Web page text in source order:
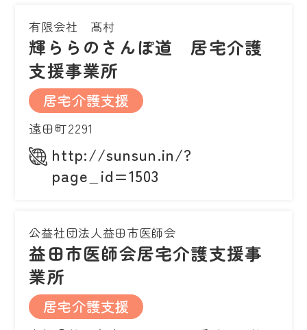
有限会社 髙村
輝ららのさんぽ道 居宅介護
支援事業所
居宅介護支援
遠田町2291
http://sunsun.in/?
page_id=1503
公益社団法人益田市医師会
益田市医師会居宅介護支援事
業所
居宅介護支援